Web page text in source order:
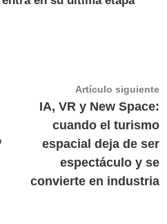
Artículo siguiente
IA, VR y New Space:
cuando el turismo
espacial deja de ser
espectáculo y se
convierte en industria